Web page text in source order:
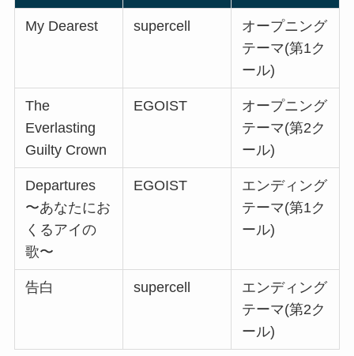
My Dearest supercell
オープニング
テーマ(第1ク
ール)
The
Everlasting
Guilty Crown
EGOIST
オープニング
テーマ(第2ク
ール)
Departures
〜あなたにお
くるアイの
歌〜
EGOIST
エンディング
テーマ(第1ク
ール)
告白 supercell
エンディング
テーマ(第2ク
ール)